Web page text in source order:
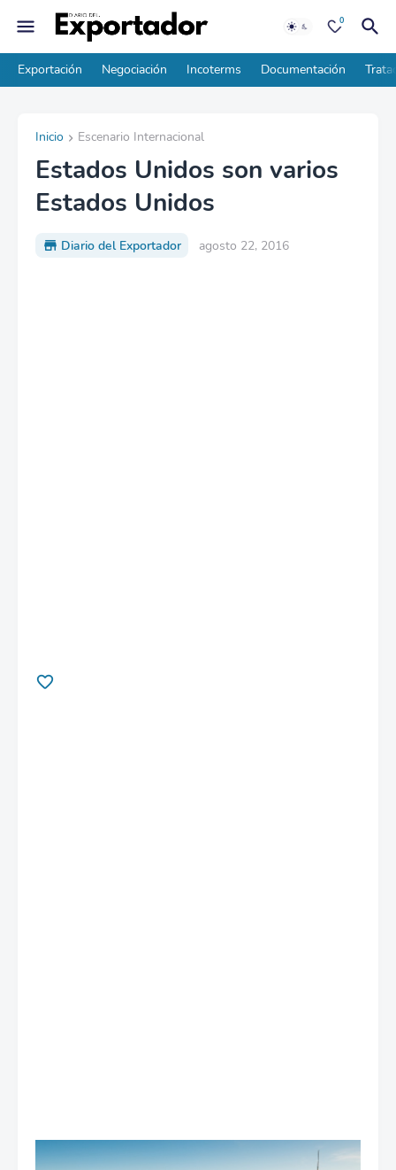
0
Exportación Negociación Incoterms Documentación
Inicio Escenario Internacional
Estados Unidos son varios
Estados Unidos
Diario del Exportador agosto 22, 2016